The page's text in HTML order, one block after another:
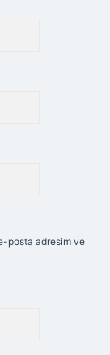
posta adresim ve